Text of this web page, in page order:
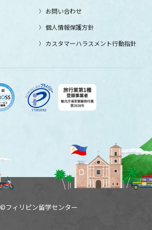
お問い合わせ
個人情報保護方針
カスタマーハラスメント行動指針
©フィリピン留学センター